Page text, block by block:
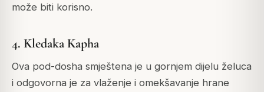
može biti korisno.
4. Kledaka Kapha
Ova pod-dosha smještena je u gornjem dijelu želuca
i odgovorna je za vlaženje i omekšavanje hrane